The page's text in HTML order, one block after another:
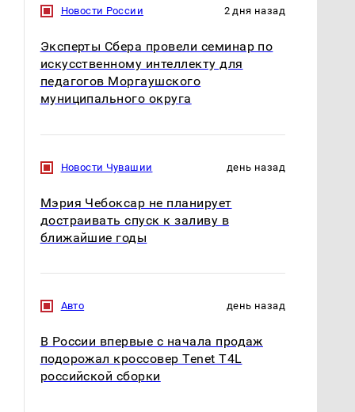
Новости России 2 дня назад
Эксперты Сбера провели семинар по
искусственному интеллекту для
педагогов Моргаушского
муниципального округа
Новости Чувашии день назад
Мэрия Чебоксар не планирует
достраивать спуск к заливу в
ближайшие годы
Авто день назад
В России впервые с начала продаж
подорожал кроссовер Tenet T4L
российской сборки